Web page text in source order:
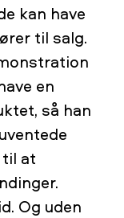
kan have
til salg.
en
så han
at
Og uden